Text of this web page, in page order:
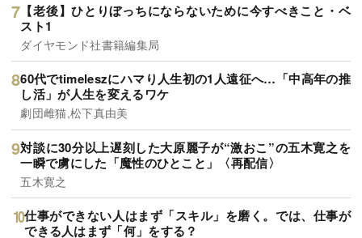
【老後】ひとりぼっちにならないために今すべきこと・ベ
スト1
ダイヤモンド社書籍編集局
60代でtimeleszにハマり人生初の1人遠征へ…「中高年の推
し活」が人生を変えるワケ
劇団雌猫,松下真由美
対談に30分以上遅刻した大原麗子が“激おこ”の五木寛之を
一瞬で虜にした「魔性のひとこと」〈再配信〉
五木寛之
仕事ができない人はまず「スキル」を磨く。では、仕事が
できる人はまず「何」をする？